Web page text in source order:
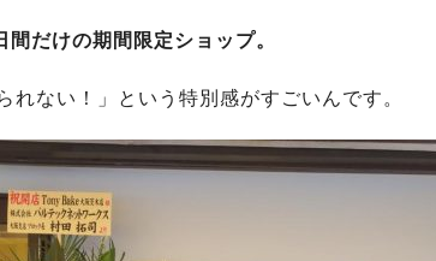
間だけの期間限定ショップ。
れない！」という特別感がすごいんです。